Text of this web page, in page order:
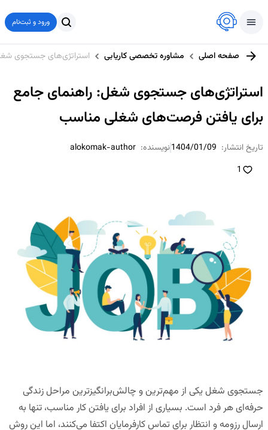
ورود و ثبت‌نام
صفحه اصلی مشاوره تخصصی کاریابی استراتژی‌های جستجوی
استراتژی‌های جستجوی شغل: راهنمای جامع
برای یافتن فرصت‌های شغلی مناسب
تاریخ انتشار: 1404/01/09نویسنده: alokomak-author
1
جستجوی شغل یکی از مهم‌ترین و چالش‌برانگیزترین مراحل زندگی
حرفه‌ای هر فرد است. بسیاری از افراد برای یافتن کار مناسب، تنها به
ارسال رزومه و انتظار برای تماس کارفرمایان اکتفا می‌کنند، اما این روش